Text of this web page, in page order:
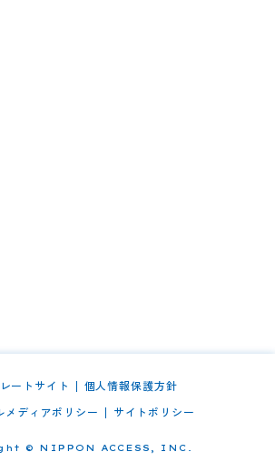
© NIPPON ACCESS, INC.
ートサイト
個人情報保護方針
メディアポリシー
サイトポリシー